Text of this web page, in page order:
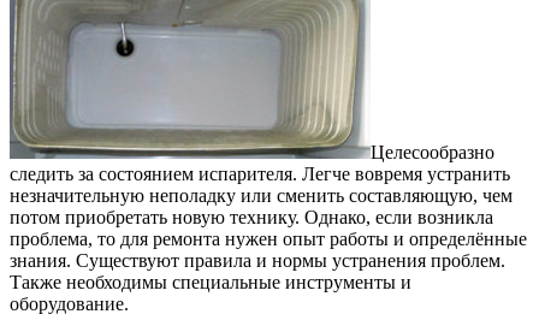
Целесообразно
следить за состоянием испарителя. Легче вовремя устранить
незначительную неполадку или сменить составляющую, чем
потом приобретать новую технику. Однако, если возникла
проблема, то для ремонта нужен опыт работы и определённые
знания. Существуют правила и нормы устранения проблем.
Также необходимы специальные инструменты и
оборудование.